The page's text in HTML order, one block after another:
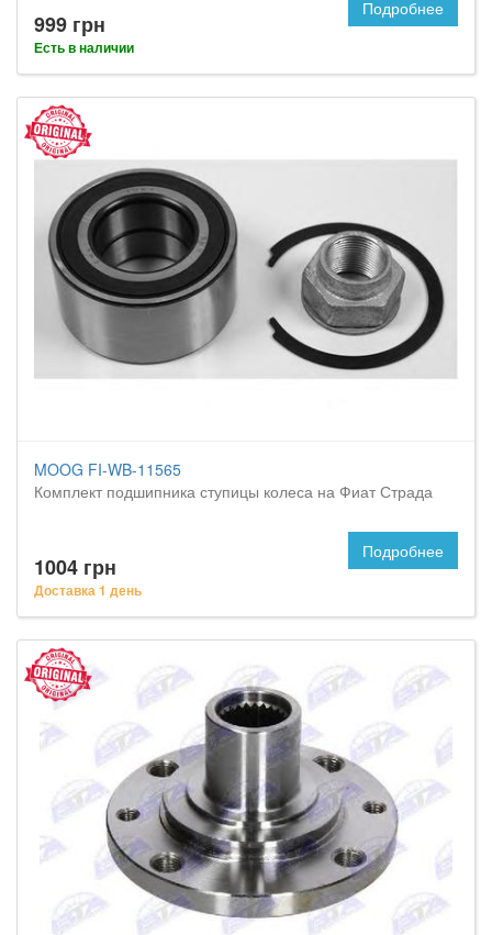
999 грн
Есть в наличии
Подробнее
MOOG FI-WB-11565
Комплект подшипника ступицы колеса на Фиат Страда
1004 грн
Доставка 1 день
Подробнее